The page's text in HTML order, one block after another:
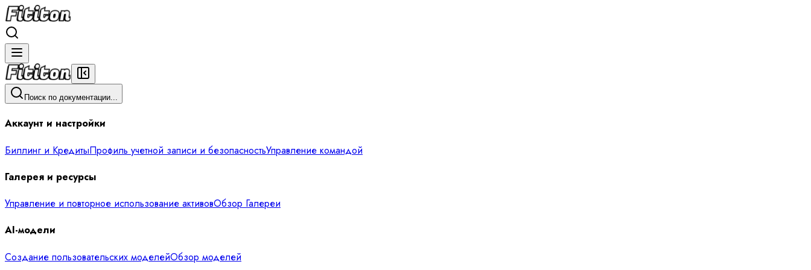
Поиск по документации...
Аккаунт и настройки
Биллинг и КредитыПрофиль учетной записи и безопасностьУправление командой
Галерея и ресурсы
Управление и повторное использование активовОбзор Галереи
AI-модели
Создание пользовательских моделейОбзор моделей